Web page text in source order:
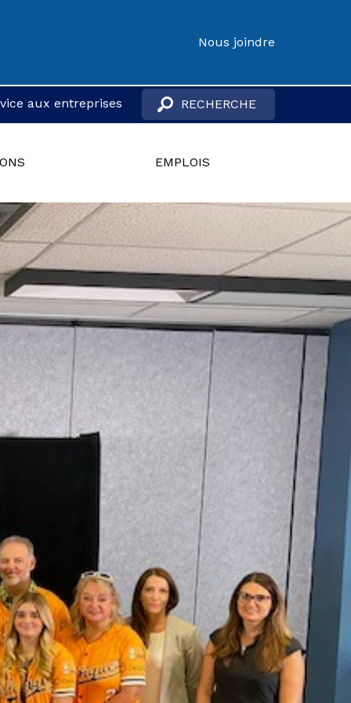
Nous joindre
aux entreprises
EMPLOIS